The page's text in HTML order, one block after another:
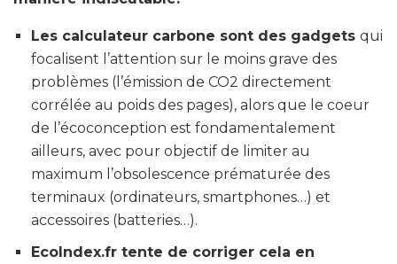
Les calculateur carbone sont des gadgets qui
focalisent l’attention sur le moins grave des
problèmes (l’émission de CO2 directement
corrélée au poids des pages), alors que le coeur
de l’écoconception est fondamentalement
ailleurs, avec pour objectif de limiter au
maximum l’obsolescence prématurée des
terminaux (ordinateurs, smartphones…) et
accessoires (batteries…).
EcoIndex.fr tente de corriger cela en